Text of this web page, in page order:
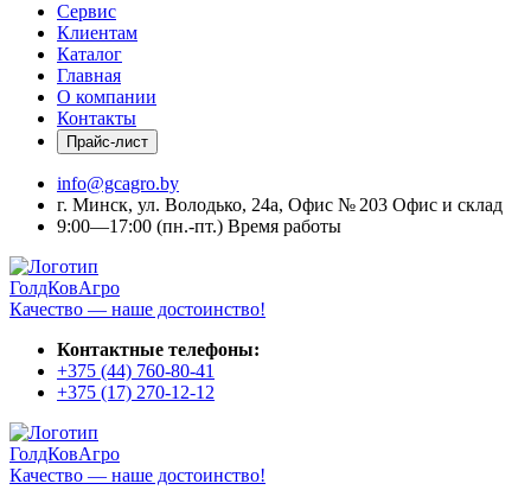
Сервис
Клиентам
Каталог
Главная
О компании
Контакты
Прайс-лист
info@gcagro.by
г. Минск, ул. Володько, 24а, Офис № 203 Офис и склад
9:00—17:00 (пн.-пт.) Время работы
ГолдКовАгро
Качество — наше достоинство!
Контактные телефоны:
+375 (44) 760-80-41
+375 (17) 270-12-12
ГолдКовАгро
Качество — наше достоинство!